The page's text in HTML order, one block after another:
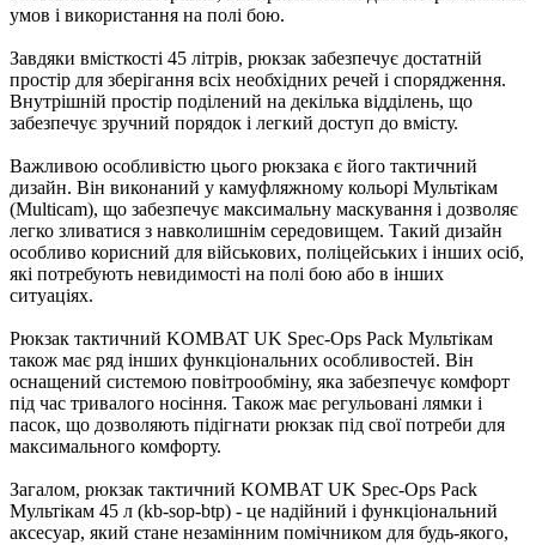
умов і використання на полі бою.
Завдяки вмісткості 45 літрів, рюкзак забезпечує достатній
простір для зберігання всіх необхідних речей і спорядження.
Внутрішній простір поділений на декілька відділень, що
забезпечує зручний порядок і легкий доступ до вмісту.
Важливою особливістю цього рюкзака є його тактичний
дизайн. Він виконаний у камуфляжному кольорі Мультікам
(Multicam), що забезпечує максимальну маскування і дозволяє
легко зливатися з навколишнім середовищем. Такий дизайн
особливо корисний для військових, поліцейських і інших осіб,
які потребують невидимості на полі бою або в інших
ситуаціях.
Рюкзак тактичний KOMBAT UK Spec-Ops Pack Мультікам
також має ряд інших функціональних особливостей. Він
оснащений системою повітрообміну, яка забезпечує комфорт
під час тривалого носіння. Також має регульовані лямки і
пасок, що дозволяють підігнати рюкзак під свої потреби для
максимального комфорту.
Загалом, рюкзак тактичний KOMBAT UK Spec-Ops Pack
Мультікам 45 л (kb-sop-btp) - це надійний і функціональний
аксесуар, який стане незамінним помічником для будь-якого,